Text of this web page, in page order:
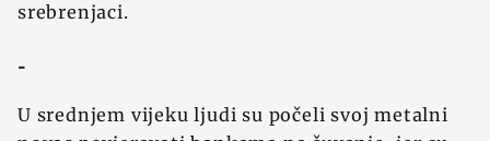
srebrenjaci.
-
U srednjem vijeku ljudi su počeli svoj metalni